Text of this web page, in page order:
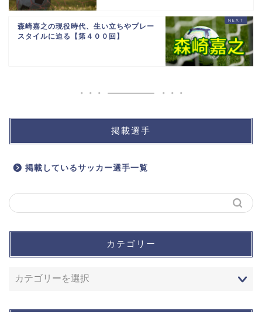
森崎嘉之の現役時代、生い立ちやプレー
スタイルに迫る【第４００回】
掲載選手
掲載しているサッカー選手一覧
カテゴリー